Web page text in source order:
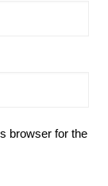
browser for the